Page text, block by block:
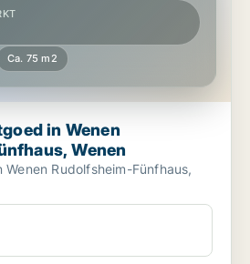
Ca. 75 m2
in Wenen
Wenen
Rudolfsheim-Fünfhaus,